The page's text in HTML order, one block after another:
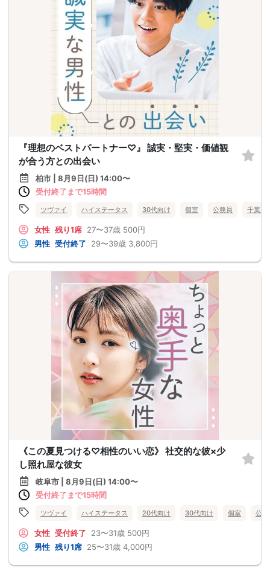
『理想のベストパートナー♡』 誠実・堅実・価値観
が合う方との出会い
柏市 | 8月9日(日) 14:00〜
受付終了まで15時間
ツヴァイ ハイステータス 30代向け 個室 公務員 千葉県
女性 残り1席 27〜37歳 500円
男性 受付終了 29〜39歳 3,800円
《この夏見つける♡相性のいい恋》 社交的な彼×少
し照れ屋な彼女
岐阜市 | 8月9日(日) 14:00〜
受付終了まで15時間
ツヴァイ ハイステータス 20代向け 30代向け 個室 公
女性 受付終了 23〜31歳 500円
男性 残り1席 25〜31歳 4,000円